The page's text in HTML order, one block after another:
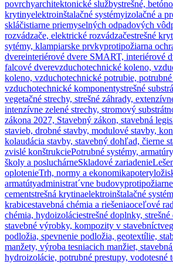
povrchyarchitektonické službystrešné,
krytinyelektroinštalačné systémyizolačné a
skláčistiarne priemyselných odpadových vôd
rozvádzače, elektrické rozvádzačestrešné
sytémy, klampiarske prvkyprotipožiarna
dvereinteriérové dvere SMART, interiérové
falcové dverevzduchotechnické koleno,
koleno, vzduchotechnické potrubie,
vzduchotechnické komponentystrešné
vegetačné strechy, strešné záhrady,
intenzívne zelené strechy, stromový substrát
zákona 2027, Stavebný zákon, stavebná
stavieb, drobné stavby, modulové stavby,
kolaudácia stavby, stavebný dohľad, čierne
zvislé konštrukciePotrubné systémy,
školy a posluchárneSkladové zariadenie
oplotenieTrh, normy a ekonomikapotery
armatútyadministrat´vne budovy
cementstrešná krytinaelektroinštalačné
krabicestavebná chémia a riešeniaoceľové
chémia, hydoizoláciestrešné doplnky,
stavebné výrobky, kompozity v stavebníctve
podložia, spevnenie podložia, geotextílie,
manžety, výroba tesniacich manžiet,
hydroizolácie, potrubné prestupy, vodotesné